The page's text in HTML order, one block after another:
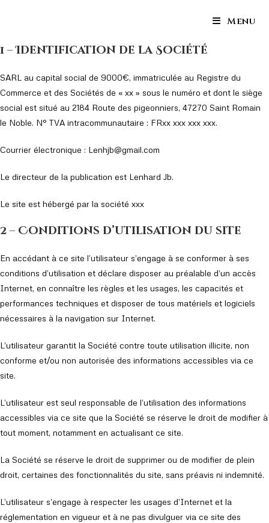
Menu
1 – Identification de la Société
SARL au capital social de 9000€, immatriculée au Registre du
Commerce et des Sociétés de « xx » sous le numéro et dont le siège
social est situé au 2184 Route des pigeonniers, 47270 Saint Romain
le Noble. N° TVA intracommunautaire : FRxx xxx xxx xxx.
Courrier électronique : Lenhjb@gmail.com
Le directeur de la publication est Lenhard Jb.
Le site est hébergé par la société xxx
2 – Conditions d’utilisation du site
En accédant à ce site l’utilisateur s’engage à se conformer à ses
conditions d’utilisation et déclare disposer au préalable d’un accès
Internet, en connaître les règles et les usages, les capacités et
performances techniques et disposer de tous matériels et logiciels
nécessaires à la navigation sur Internet.
L’utilisateur garantit la Société contre toute utilisation illicite, non
conforme et/ou non autorisée des informations accessibles via ce
site.
L’utilisateur est seul responsable de l’utilisation des informations
accessibles via ce site que la Société se réserve le droit de modifier à
tout moment, notamment en actualisant ce site.
La Société se réserve le droit de supprimer ou de modifier de plein
droit, certaines des fonctionnalités du site, sans préavis ni indemnité.
L’utilisateur s’engage à respecter les usages d’Internet et la
réglementation en vigueur et à ne pas divulguer via ce site des